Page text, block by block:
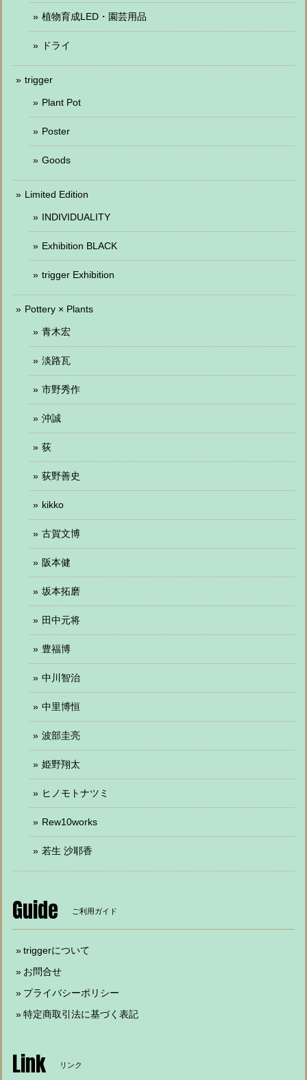
植物育成LED・園芸用品
ドライ
trigger
Plant Pot
Poster
Goods
Limited Edition
INDIVIDUALITY
Exhibition BLACK
trigger Exhibition
Pottery × Plants
青木宏
淡路瓦
市野秀作
沖誠
荻
荻野善史
kikko
古賀文博
阪本健
坂本拓磨
田中元将
豊福博
中川智治
中里博恒
波部圭亮
姫野翔太
ヒノモトナツミ
Rew10works
若生 沙耶香
Guide ご利用ガイド
triggerについて
お問合せ
プライバシーポリシー
特定商取引法に基づく表記
Link リンク